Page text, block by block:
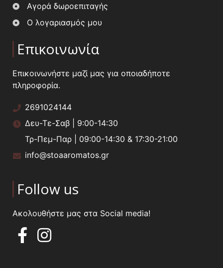
Αγορά δωροεπιταγής
Ο λογαριασμός μου
Επικοινωνία
Επικοινωνήστε μαζί μας για οποιαδήποτε
πληροφορία.
2691024144
Δευ-Τε-Σαβ | 9:00-14:30
Τρ-Πεμ-Παρ | 09:00-14:30 & 17:30-21:00
info@stoaaromatos.gr
Follow us
Ακολουθήστε μας στα Social media!